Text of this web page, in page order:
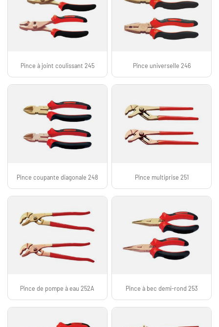
Pince à joint coulissant 245 Pince universelle 246
Pince coupante diagonale 248 Pince multiprise 251
Pince de pompe à eau 252A Pince à bec demi-rond 253